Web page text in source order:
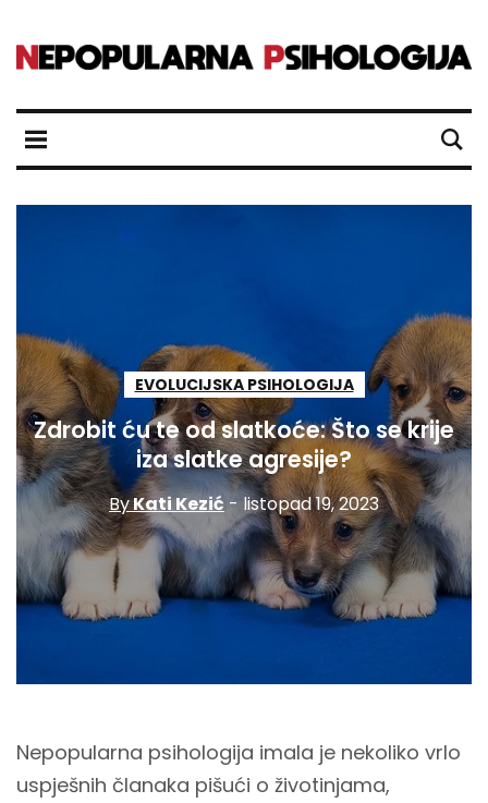
EVOLUCIJSKA PSIHOLOGIJA
Zdrobit ću te od slatkoće: Što se krije
iza slatke agresije?
ByKati Kezić - listopad 19, 2023
Nepopularna psihologija imala je nekoliko vrlo
uspješnih članaka pišući o životinjama,